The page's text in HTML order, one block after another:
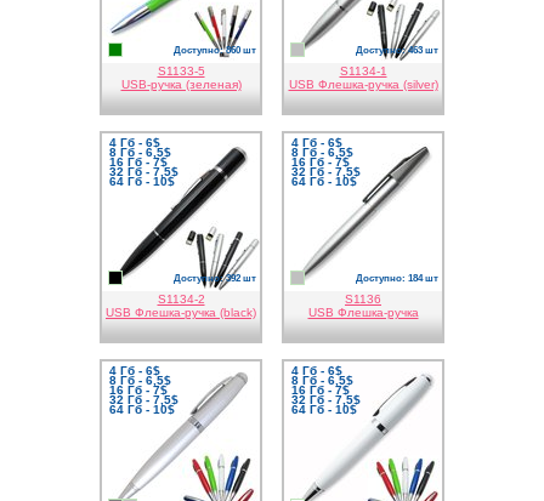
S1133-5
USB-ручка (зеленая)
зеленыйДоступно: 860 шт
S1134-1
USB Флешка-ручка (silver)
сереброДоступно: 463 шт
S1134-2
USB Флешка-ручка (black)
черный Доступно: 392 шт
4 Гб - 6$
8 Гб - 6,5$
16 Гб - 7$
32 Гб - 7,5$
64 Гб - 10$
S1136
USB Флешка-ручка
сереброДоступно: 184 шт
4 Гб - 6$
8 Гб - 6,5$
16 Гб - 7$
32 Гб - 7,5$
64 Гб - 10$
4 Гб - 6$
8 Гб - 6,5$
16 Гб - 7$
32 Гб - 7,5$
64 Гб - 10$
4 Гб - 6$
8 Гб - 6,5$
16 Гб - 7$
32 Гб - 7,5$
64 Гб - 10$